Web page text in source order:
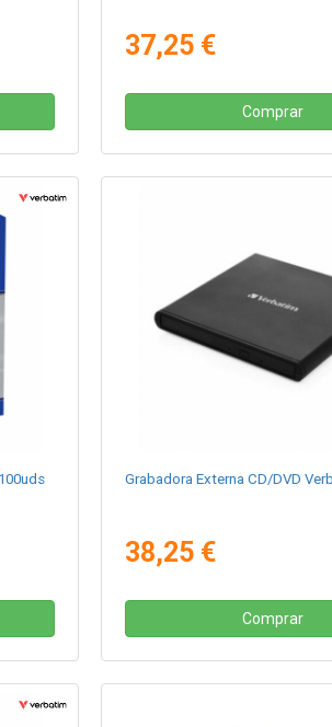
37,25 €
Comprar
Grabadora Externa CD/DVD
38,25 €
Comprar